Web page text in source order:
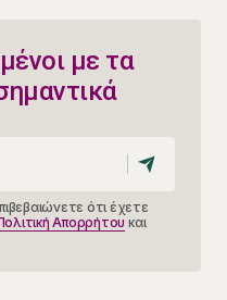
με τα
ότι έχετε
Απορρήτου και